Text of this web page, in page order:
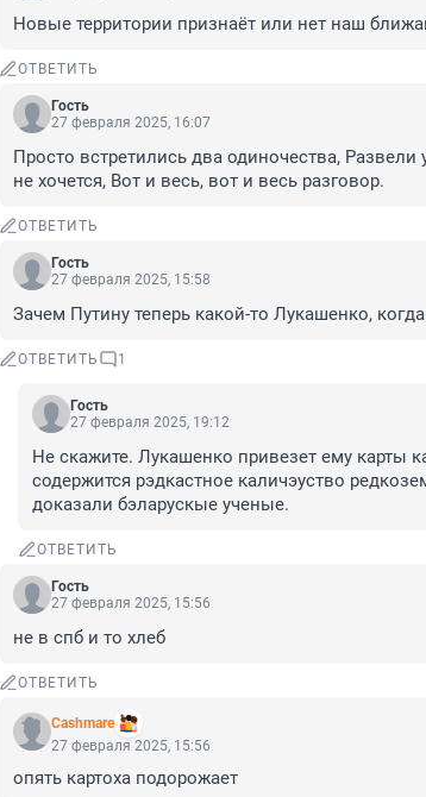
Новые территории признаёт или нет наш
ОТВЕТИТЬ
Гость
27 февраля 2025, 16:07
Просто встретились два одиночества, Развели
не хочется, Вот и весь, вот и весь разговор.
ОТВЕТИТЬ
Гость
27 февраля 2025, 15:58
Зачем Путину теперь какой-то Лукашенко,
ОТВЕТИТЬ 1
Гость
27 февраля 2025, 19:12
Не скажите. Лукашенко привезет ему карты
содержится рэдкастное каличэуство
доказали бэларускые ученые.
ОТВЕТИТЬ
Гость
27 февраля 2025, 15:56
не в спб и то хлеб
ОТВЕТИТЬ
Cashmare
27 февраля 2025, 15:56
опять картоха подорожает